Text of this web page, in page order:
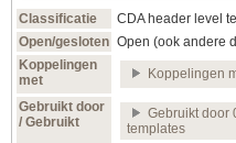
Classificatie
CDA header level
Open/gesloten Open (ook andere
Koppelingen
met
Koppelingen
Gebruikt door
/ Gebruikt
Gebruikt door
templates